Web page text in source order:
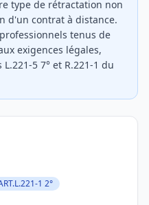
type de rétractation non
d'un contrat à distance.
tenus de
exigences légales,
5 7° et R.221-1 du
1 2°